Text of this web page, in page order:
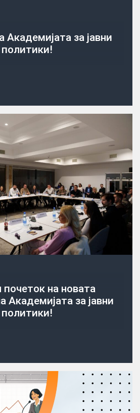
за јавни
политики!
на новата
Академијата за јавни
политики!